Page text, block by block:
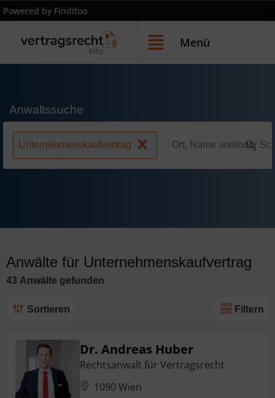
Powered by Finditoo
Menü
Anwaltssuche
Unternehmenskaufvertrag
Anwälte für Unternehmenskaufvertrag
43 Anwälte gefunden
Sortieren Filtern
Dr. Andreas Huber
Rechtsanwalt für Vertragsrecht
1090 Wien